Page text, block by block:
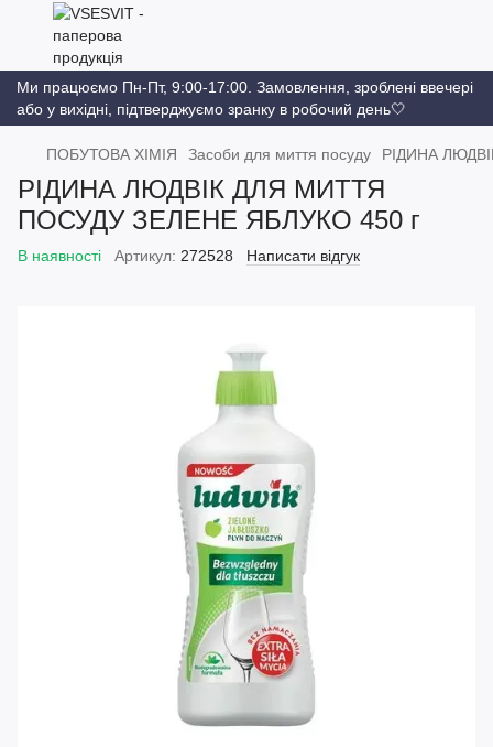
Ми працюємо Пн-Пт, 9:00-17:00. Замовлення, зроблені ввечері
або у вихідні, підтверджуємо зранку в робочий день🤍
ПОБУТОВА ХІМІЯ Засоби для миття посуду РІДИНА
РІДИНА ЛЮДВІК ДЛЯ МИТТЯ
ПОСУДУ ЗЕЛЕНЕ ЯБЛУКО 450 г
В наявності Артикул: 272528 Написати відгук